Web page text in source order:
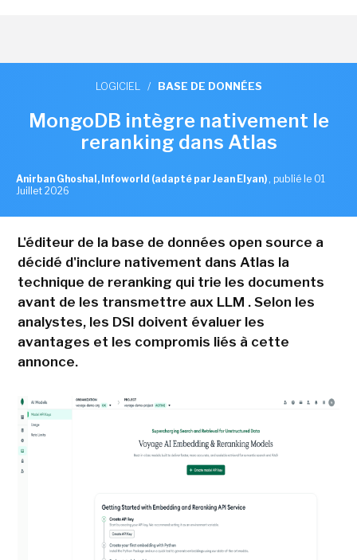
LOGICIEL / BASE DE DONNÉES
MongoDB intègre nativement le
reranking dans Atlas
Anirban Ghoshal, Infoworld (adapté par Jean Elyan) , publié le 01
Juillet 2026
L'éditeur de la base de données open source a
décidé d'inclure nativement dans Atlas la
technique de reranking qui trie les documents
avant de les transmettre aux LLM . Selon les
analystes, les DSI doivent évaluer les
avantages et les compromis liés à cette
annonce.